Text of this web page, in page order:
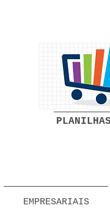
EMPRESARIAIS